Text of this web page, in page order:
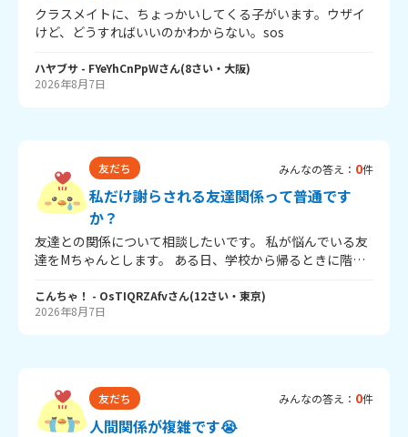
クラスメイトに、ちょっかいしてくる子がいます。ウザイ
けど、どうすればいいのかわからない。sos
ハヤブサ - FYeYhCnPpWさん(8さい・ 大阪)
2026年8月7日
友だち みんなの答え： 0件
私だけ謝らされる友達関係って普通です
か？
友達との関係について相談したいです。 私が悩んでいる友
達をMちゃんとします。 ある日、学校から帰るときに階段
ているな」と思っただけで、内容は聞いていませんでし
た。 私の姿に気づくと、急に話をやめて、Mちゃんが「今
てきました。Rちゃんは申し訳なさそうに俯いていまし
た。 そのあとMちゃんが「だから記憶を飛ばすためにビン
タしよう！！」と言って、本当に私のことをビンタしまし
こんちゃ！ - OsTIQRZAfvさん(12さい・ 東京)
2026年8月7日
友だち みんなの答え： 0件
人間関係が複雑です😭